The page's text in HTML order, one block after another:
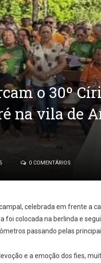
o 30º
na vila de
0 COMENTÁRIOS
celebrada em frente a
foi colocada na berlinda e
passando pelas
e a emoção dos fies,